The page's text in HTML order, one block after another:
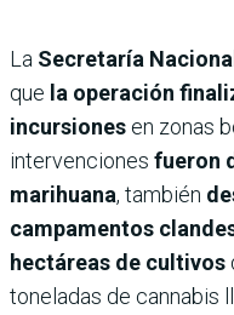
La Secretaría
que la operación
incursiones en zonas
intervenciones fueron
marihuana, también
campamentos
hectáreas de cultivos
toneladas de cannabis